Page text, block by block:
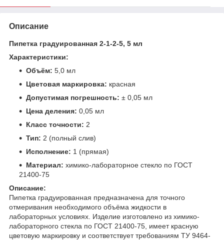
Описание
Пипетка градуированная 2-1-2-5, 5 мл
Характеристики:
Объём: 5,0 мл
Цветовая маркировка: красная
Допустимая погрешность: ± 0,05 мл
Цена деления: 0,05 мл
Класс точности: 2
Тип: 2 (полный слив)
Исполнение: 1 (прямая)
Материал: химико-лабораторное стекло по ГОСТ
21400-75
Описание:
Пипетка градуированная предназначена для точного
отмеривания необходимого объёма жидкости в
лабораторных условиях. Изделие изготовлено из химико-
лабораторного стекла по ГОСТ 21400-75, имеет красную
цветовую маркировку и соответствует требованиям ТУ 9464-